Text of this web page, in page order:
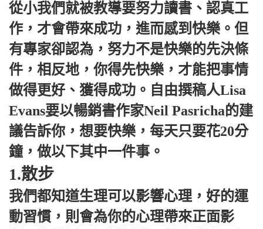
從小我們就被教導要努力讀書、認真工
作，才會帶來成功，進而感到快樂。但
有專家卻認為，努力不是快樂的先決條
件，相反地，你得先快樂，才能把事情
做得更好、獲得成功。自由撰稿人Lisa
Evans要以暢銷書作家Neil Pasricha的建
議告訴你，想要快樂，每天只要花20分
鐘，做以下其中一件事。
1.散步
我們都知道生理可以影響心理，好的運
動習慣，則會為你的心理帶來正面影